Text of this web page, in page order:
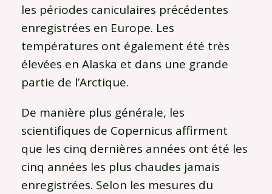
les périodes caniculaires précédentes
enregistrées en Europe. Les
températures ont également été très
élevées en Alaska et dans une grande
partie de l’Arctique.
De manière plus générale, les
scientifiques de Copernicus affirment
que les cinq dernières années ont été les
cinq années les plus chaudes jamais
enregistrées. Selon les mesures du